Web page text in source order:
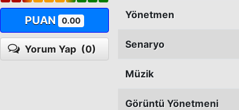
PUAN 0.00
Yorum Yap (0)
Yönetmen
Senaryo
Müzik
Görüntü Yönetmeni